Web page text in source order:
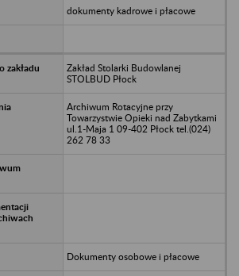
dokumenty kadrowe i płacowe
Zakład Stolarki Budowlanej
STOLBUD Płock
Archiwum Rotacyjne przy
Towarzystwie Opieki nad Zabytkami
ul.1-Maja 1 09-402 Płock tel.(024)
262 78 33
Dokumenty osobowe i płacowe